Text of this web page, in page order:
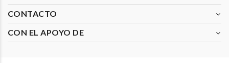
CONTACTO
CON EL APOYO DE